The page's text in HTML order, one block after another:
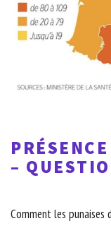
–
Comment les